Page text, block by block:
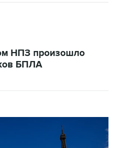
НПЗ произошло
БПЛА